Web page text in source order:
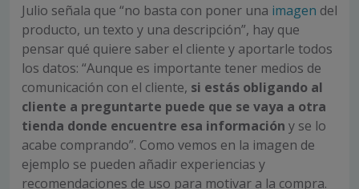
Julio señala que “no basta con poner una imagen del
producto, un texto y una descripción”, hay que
pensar qué quiere saber el cliente y aportarle todos
los datos: “Aunque es importante tener medios de
comunicación con el cliente, si estás obligando al
cliente a preguntarte puede que se vaya a otra
tienda donde encuentre esa información y se lo
acabe comprando”. Como vemos en la imagen de
ejemplo se pueden añadir experiencias y
recomendaciones de uso para motivar a la compra.